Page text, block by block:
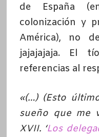
de España
colonización y
América), no
jajajajaja. El
referencias al
«(…) (Esto
sueño que me
XVII. ‘Los